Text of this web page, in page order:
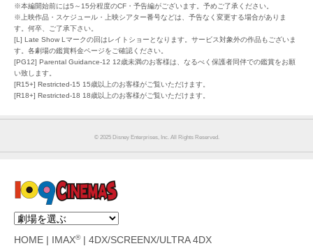
※本編開始前には5～15分程度のCF・予告編がございます。予めご了承ください。
※上映作品・スケジュール・上映シアター番号などは、予告なく変更する場合がありま
す。何卒、ご了承下さい。
[L] Late Show Lマークの回はレイトショーとなります。サービス対象外の作品もございま
す。各劇場の鑑賞料金ページをご確認ください。
[PG12] Parental Guidance-12 12歳未満のお客様は、なるべく保護者同伴での鑑賞をお願
い致します。
[R15+] Restricted-15 15歳以上のお客様がご覧いただけます。
[R18+] Restricted-18 18歳以上のお客様がご覧いただけます。
© 2025 Disney Enterprises, Inc. All Rights Reserved.
HOME IMAX®| 4DX/SCREENX/ULTRA 4DX